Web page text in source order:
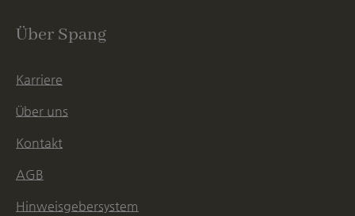
Über Spang
Karriere
Über uns
Kontakt
AGB
Hinweisgebersystem